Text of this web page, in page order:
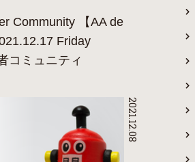
Community 【AA de
Friday
コミュニティ
2021.12.08